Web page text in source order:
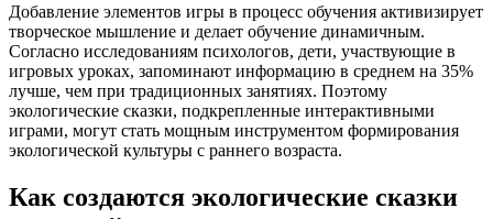
Добавление элементов игры в процесс обучения активизирует
творческое мышление и делает обучение динамичным.
Согласно исследованиям психологов, дети, участвующие в
игровых уроках, запоминают информацию в среднем на 35%
лучше, чем при традиционных занятиях. Поэтому
экологические сказки, подкрепленные интерактивными
играми, могут стать мощным инструментом формирования
экологической культуры с раннего возраста.
Как создаются экологические сказки